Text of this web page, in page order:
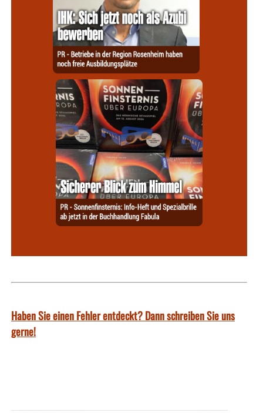
Haben Sie einen Fehler entdeckt? Dann schreiben Sie uns
gerne!